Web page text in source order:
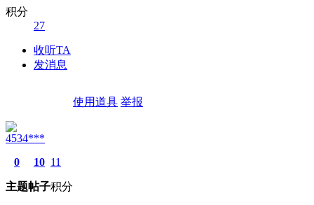
积分
27
收听TA
发消息
使用道具 举报
4534***
0
主题
10
帖子
11
积分